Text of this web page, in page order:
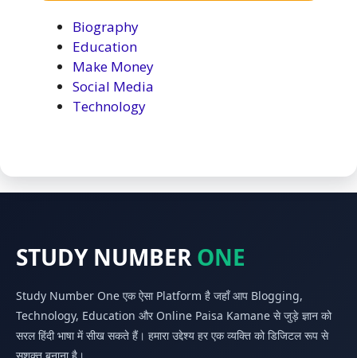
Biography
Education
Make Money
Social Media
Technology
STUDY NUMBERONE
Study Number One एक ऐसा Platform है जहाँ आप Blogging,
Technology, Education और Online Paisa Kamane से जुड़े ज्ञान को
सरल हिंदी भाषा में सीख सकते हैं। हमारा उद्देश्य हर एक व्यक्ति को डिजिटल रूप से